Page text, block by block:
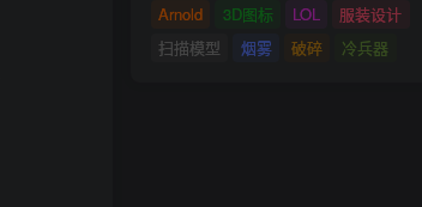
Arnold
3D图标 LOL
服装设计
扫描模型
烟雾 破碎 冷兵器